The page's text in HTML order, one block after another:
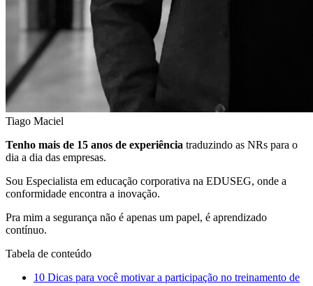
Tiago Maciel
Tenho mais de 15 anos de experiência traduzindo as NRs para o
dia a dia das empresas.
Sou Especialista em educação corporativa na EDUSEG, onde a
conformidade encontra a inovação.
Pra mim a segurança não é apenas um papel, é aprendizado
contínuo.
Tabela de conteúdo
10 Dicas para você motivar a participação no treinamento de